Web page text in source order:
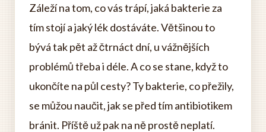
Záleží na tom, co vás trápí, jaká bakterie za
tím stojí a jaký lék dostáváte. Většinou to
bývá tak pět až čtrnáct dní, u vážnějších
problémů třeba i déle. A co se stane, když to
ukončíte na půl cesty? Ty bakterie, co přežily,
se můžou naučit, jak se před tím antibiotikem
bránit. Příště už pak na ně prostě neplatí.